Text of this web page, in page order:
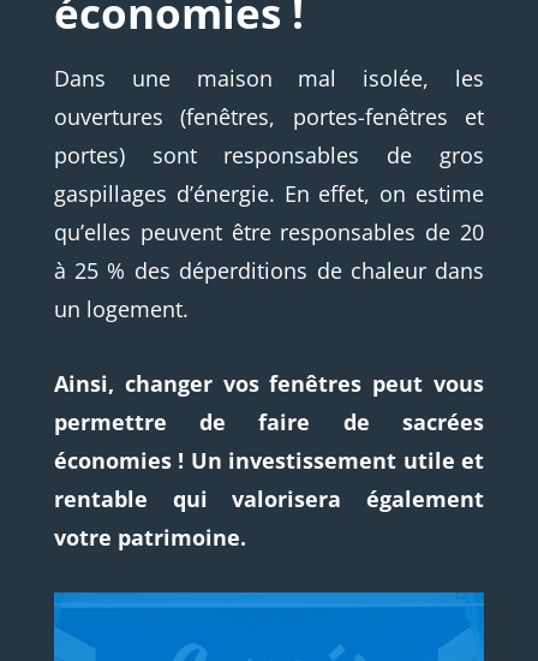
économies !
Dans une maison mal isolée, les
ouvertures (fenêtres, portes-fenêtres et
portes) sont responsables de gros
gaspillages d’énergie. En effet, on estime
qu’elles peuvent être responsables de 20
à 25 % des déperditions de chaleur dans
un logement.
Ainsi, changer vos fenêtres peut vous
permettre de faire de sacrées
économies ! Un investissement utile et
rentable qui valorisera également
votre patrimoine.